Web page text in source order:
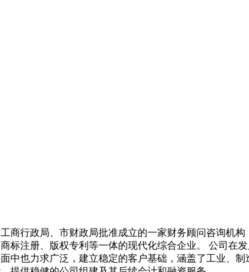
商行政局、市财政局批准成立的一家财务顾问咨询机
标注册、版权专利等一体的现代化综合企业。 公司在
也力求广泛，建立稳定的客户基础，涵盖了工业、